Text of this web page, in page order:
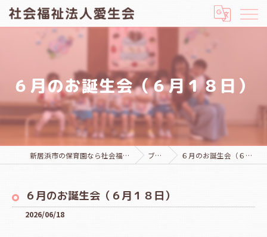
６月のお誕生会（６月１８日）
新居浜市の保育園なら社会福祉法人愛生会 ブログ ６月のお誕生会（６月１８日）
６月のお誕生会（６月１８日）
2026/06/18